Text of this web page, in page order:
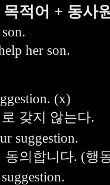
적어 + 동사
her son.
(x)
갖지 않는다.
suggestion.
동의합니다. (행